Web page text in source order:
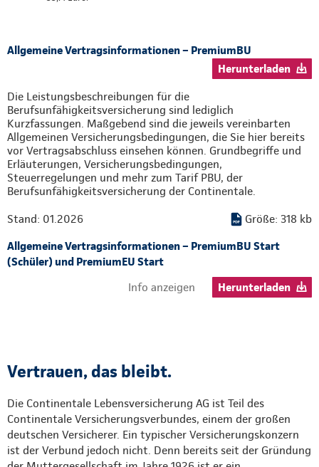
Allgemeine Vertragsinformationen – PremiumBU
Herunterladen
Die Leistungsbeschreibungen für die
Berufsunfähigkeitsversicherung sind lediglich
Kurzfassungen. Maßgebend sind die jeweils vereinbarten
Allgemeinen Versicherungsbedingungen, die Sie hier bereits
vor Vertragsabschluss einsehen können. Grundbegriffe und
Erläuterungen, Versicherungsbedingungen,
Steuerregelungen und mehr zum Tarif PBU, der
Berufsunfähigkeitsversicherung der Continentale.
Stand: 01.2026
Größe: 318 kb
Allgemeine Vertragsinformationen – PremiumBU Start
(Schüler) und PremiumEU Start
Info anzeigen
Herunterladen
Vertrauen, das bleibt.
Die Continentale Lebensversicherung AG ist Teil des
Continentale Versicherungsverbundes, einem der großen
deutschen Versicherer. Ein typischer Versicherungskonzern
ist der Verbund jedoch nicht. Denn bereits seit der Gründung